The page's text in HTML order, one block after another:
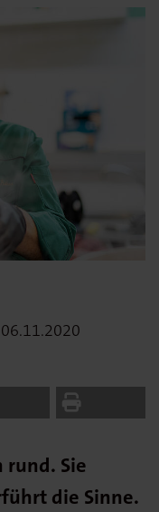
06.11.2020
rund. Sie
die Sinne.